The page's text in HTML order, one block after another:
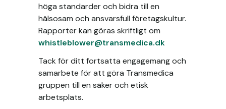
höga standarder och bidra till en
hälsosam och ansvarsfull företagskultur.
Rapporter kan göras skriftligt om
whistleblower@transmedica.dk
Tack för ditt fortsatta engagemang och
samarbete för att göra Transmedica
gruppen till en säker och etisk
arbetsplats.